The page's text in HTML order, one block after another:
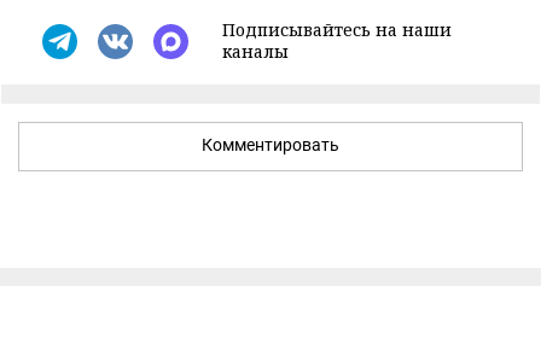
Подписывайтесь на наши
каналы
Комментировать